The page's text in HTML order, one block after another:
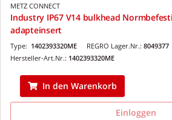
METZ CONNECT
Industry IP67 V14 bulkhead
adapteinsert
REGRO Lager.Nr.: 8049377
Type: 1402393320ME
Hersteller-Art.Nr.: 1402393320ME
In den Warenkorb
Einloggen